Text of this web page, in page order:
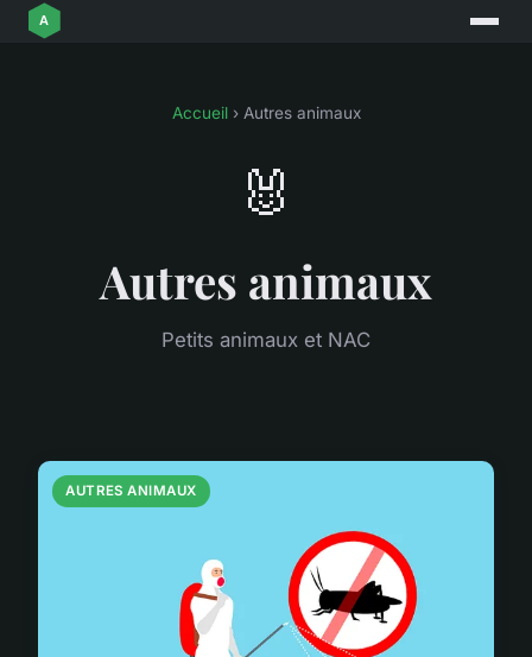
Accueil› Autres animaux
🐰
Autres animaux
Petits animaux et NAC
AUTRES ANIMAUX